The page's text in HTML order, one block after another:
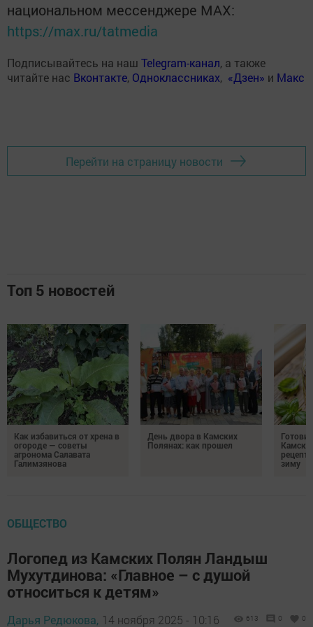
национальном мессенджере MАХ:
https://max.ru/tatmedia
Подписывайтесь на наш Telegram-канал, а также
читайте нас Вконтакте, Одноклассниках, «Дзен» и Макс
Перейти на страницу новости
Топ 5 новостей
Как избавиться от хрена в
огороде — советы
агронома Салавата
Галимзянова
День двора в Камских
Полянах: как прошел
зиму
ОБЩЕСТВО
Логопед из Камских Полян Ландыш
Мухутдинова: «Главное – с душой
относиться к детям»
Дарья Редюкова, 14 ноября 2025 - 10:16 613 0 0